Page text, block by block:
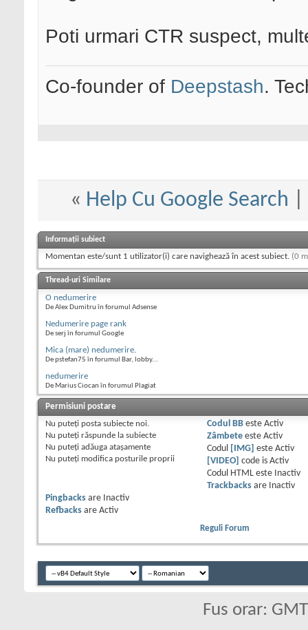
Poti urmari CTR suspect,
Co-founder of Deepstash.
« Help Cu Google Search
Informații subiect
Momentan este/sunt 1 utilizator(i) care navighează în acest subiect. (0
Thread-uri Similare
O nedumerire
De Alex Dumitru în forumul Adsense
Nedumerire page rank
De serj în forumul Google
Mica (mare) nedumerire.
De pstefan75 în forumul Bar, lobby...
nedumerire
De Marius Ciocan în forumul Plagiat
Permisiuni postare
Nu puteţi posta subiecte noi.
Nu puteţi răspunde la subiecte
Nu puteţi adăuga ataşamente
Nu puteţi modifica posturile proprii
Codul BBeste Activ
Zâmbeteeste Activ
Codul
[IMG] este Activ
[VIDEO]
code is Activ
Codul HTML este
Inactiv
Trackbacksare
Inactiv
Pingbacks are
Inactiv
Refbacks are Activ
Reguli Forum
Fus orar: